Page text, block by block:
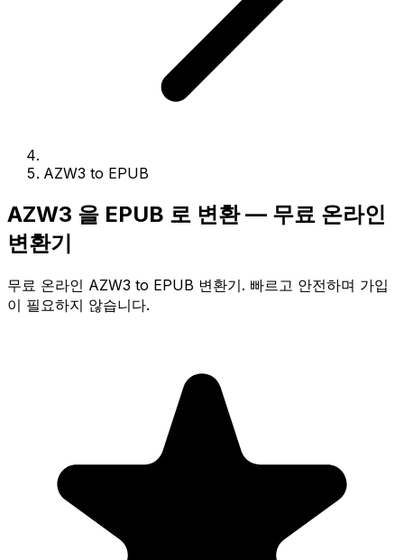
AZW3 to EPUB
AZW3 을 EPUB 로 변환 — 무료 온라인
변환기
무료 온라인 AZW3 to EPUB 변환기. 빠르고 안전하며 가입
이 필요하지 않습니다.